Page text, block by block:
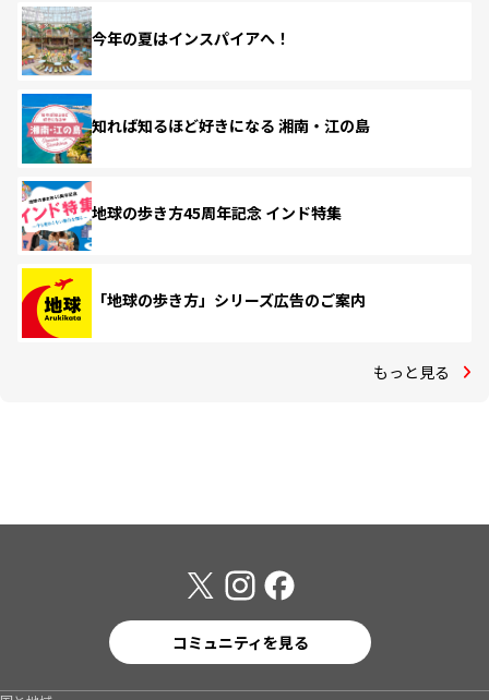
今年の夏はインスパイアへ！
知れば知るほど好きになる 湘南・江の島
地球の歩き方45周年記念 インド特集
「地球の歩き方」シリーズ広告のご案内
もっと見る
コミュニティを見る